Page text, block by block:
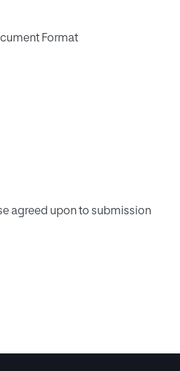
Format
agreed upon to submission